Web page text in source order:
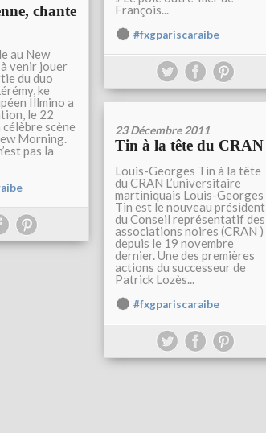
François...
#fxgpariscaraibe
chante
au New
venir jouer
du duo
ke
Illmino a
le 22
scène
Morning.
pas la
23 Décembre 2011
Tin à la tête du CRAN
Louis-Georges Tin à la tête
du CRAN L’universitaire
martiniquais Louis-Georges
Tin est le nouveau président
du Conseil représentatif des
associations noires (CRAN )
depuis le 19 novembre
dernier. Une des premières
actions du successeur de
Patrick Lozès...
#fxgpariscaraibe